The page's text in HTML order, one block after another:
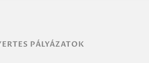
PÁLYÁZATOK